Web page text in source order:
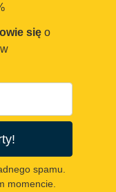
się o
spamu.
momencie.